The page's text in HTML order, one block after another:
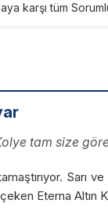
tam size
Sarı
Eterna Altın
karşı tüm